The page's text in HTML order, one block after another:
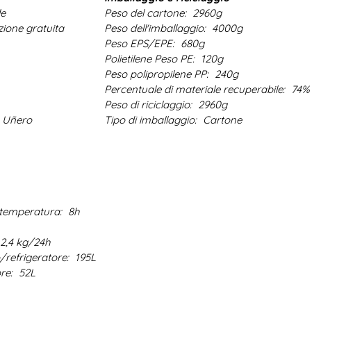
gratuita
Uñero
8h
2,4 kg/24h
refrigeratore: 195L
52L
Peso del cartone: 2960g
Peso dell'imballaggio: 4000g
Peso EPS/EPE: 680g
Polietilene Peso PE: 120g
Peso polipropilene PP: 240g
Percentuale di materiale recuperabile: 74%
Peso di riciclaggio: 2960g
Tipo di imballaggio: Cartone